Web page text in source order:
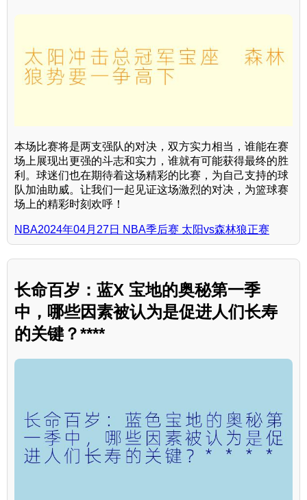
本场比赛将是两支强队的对决，双方实力相当，谁能在赛
场上展现出更强的斗志和实力，谁就有可能获得最终的胜
利。球迷们也在期待着这场精彩的比赛，为自己支持的球
队加油助威。让我们一起见证这场激烈的对决，为篮球赛
场上的精彩时刻欢呼！
NBA2024年04月27日 NBA季后赛 太阳vs森林狼正赛
长命百岁：蓝X 宝地的奥秘第一季
中，哪些因素被认为是促进人们长寿
的关键？****